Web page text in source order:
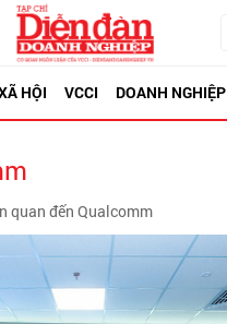
HỘI VCCI DOANH NGHIỆP
quan đến Qualcomm